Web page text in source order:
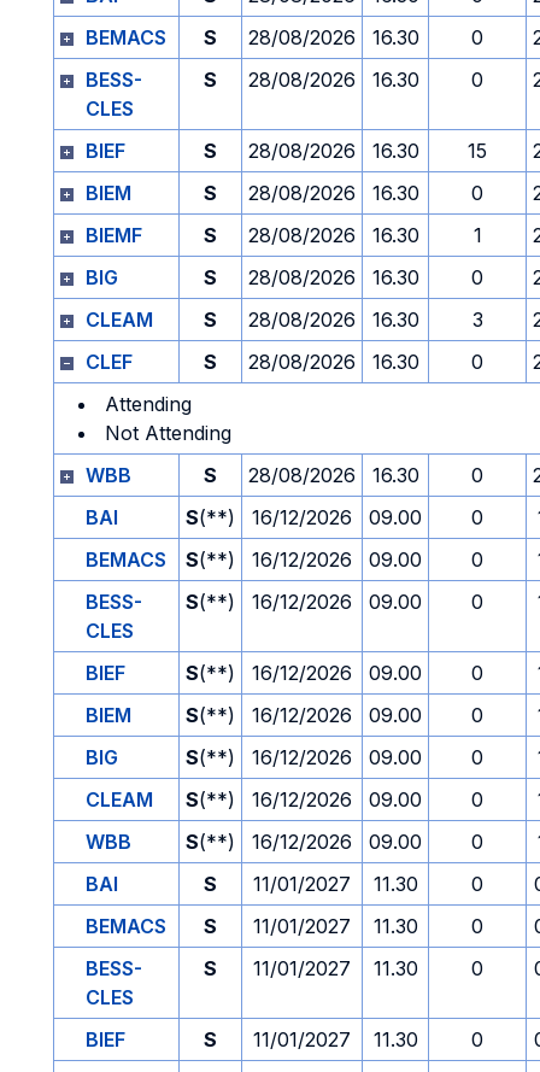
BEMACS
S 28/08/2026 16.30 0
BESS-
CLES
S 28/08/2026 16.30 0
BIEF S 28/08/2026 16.30 15
BIEM
S 28/08/2026 16.30 0
BIEMF
S 28/08/2026 16.30 1
BIG
S 28/08/2026 16.30 0
CLEAM
S 28/08/2026 16.30 3
CLEF
S 28/08/2026 16.30 0
Attending
Not Attending
WBB
S 28/08/2026 16.30 0
BAI
S(**) 16/12/2026 09.00 0
BEMACS
S(**) 16/12/2026 09.00 0
BESS-
CLES
S(**) 16/12/2026 09.00 0
BIEF S(**) 16/12/2026 09.00 0
BIEM
S(**) 16/12/2026 09.00 0
BIG
S(**) 16/12/2026 09.00 0
CLEAM
S(**) 16/12/2026 09.00 0
WBB
S(**) 16/12/2026 09.00 0
BAI
S 11/01/2027 11.30 0
BEMACS
S 11/01/2027 11.30 0
BESS-
CLES
S 11/01/2027 11.30 0
BIEF S 11/01/2027 11.30 0